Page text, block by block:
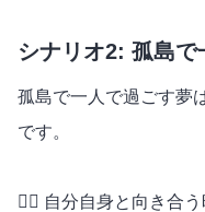
シナリオ2: 孤島
孤島で一人で過ごす夢
です。
🧘‍♀️ 自分自身と向き合